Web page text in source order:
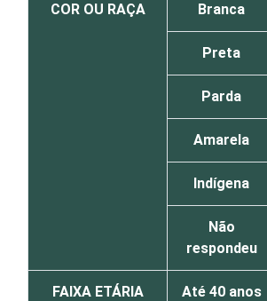
COR OU RAÇA Branca
Preta
Parda
Amarela
Indígena
Não
respondeu
FAIXA ETÁRIA Até 40 anos